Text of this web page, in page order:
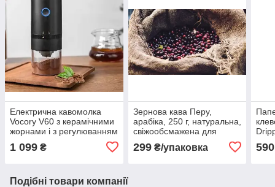
Електрична кавомолка
Vocory V60 з керамічними
жорнами і з регулюванням
ступені помолу побутова з
акумулятором домашня
1 099 ₴
Зернова кава Перу,
арабіка, 250 г, натуральна,
свіжообсмажена для
середнього обсмаження
299₴/упаковка 590
Подібні товари компанії